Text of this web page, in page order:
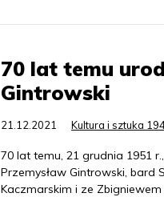
70 lat temu
Gintrowski
21.12.2021 Kultura i sztuka
70 lat temu, 21 grudnia 1951
Przemysław Gintrowski, bard
Kaczmarskim i ze